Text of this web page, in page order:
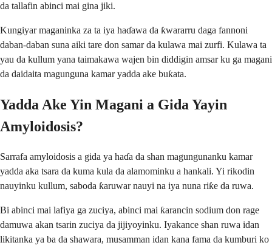
da tallafin abinci mai gina jiki.
Kungiyar maganinka za ta iya haɗawa da ƙwararru daga fannoni
daban-daban suna aiki tare don samar da kulawa mai zurfi. Kulawa ta
yau da kullum yana taimakawa wajen bin diddigin amsar ku ga magani
da daidaita magunguna kamar yadda ake buƙata.
Yadda Ake Yin Magani a Gida Yayin
Amyloidosis?
Sarrafa amyloidosis a gida ya haɗa da shan magungunanku kamar
yadda aka tsara da kuma kula da alamominku a hankali. Yi rikodin
nauyinku kullum, saboda ƙaruwar nauyi na iya nuna riƙe da ruwa.
Bi abinci mai lafiya ga zuciya, abinci mai ƙarancin sodium don rage
damuwa akan tsarin zuciya da jijiyoyinku. Iyakance shan ruwa idan
likitanka ya ba da shawara, musamman idan kana fama da kumburi ko